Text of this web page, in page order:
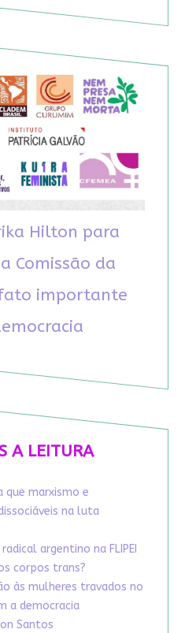
Hilton para
Comissão da
importante
A LEITURA
que marxismo e
na luta
argentino na FLIPEI
corpos trans?
às mulheres travados no
a democracia
Santos